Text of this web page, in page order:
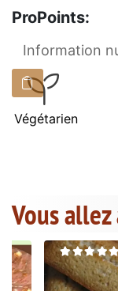
ProPoints:
Information
Végétarien
Vous